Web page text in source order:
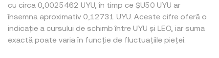
cu circa 0,0025462 UYU, în timp ce $U50 UYU ar
însemna aproximativ 0,12731 UYU. Aceste cifre oferă o
indicație a cursului de schimb între UYU și LEO, iar suma
exactă poate varia în funcție de fluctuațiile pieței.